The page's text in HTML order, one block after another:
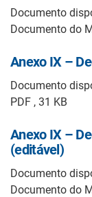
Documento
Documento do
Anexo IX –
Documento
PDF , 31 KB
Anexo IX –
(editável)
Documento
Documento do